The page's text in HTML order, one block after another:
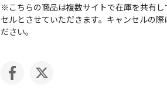
※こちらの商品は複数サイトで在庫を共有
セルとさせていただきます。キャンセルの
ださい。